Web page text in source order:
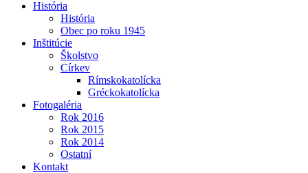
História
História
Obec po roku 1945
Inštitúcie
Školstvo
Církev
Rímskokatolícka
Gréckokatolícka
Fotogaléria
Rok 2016
Rok 2015
Rok 2014
Ostatní
Kontakt